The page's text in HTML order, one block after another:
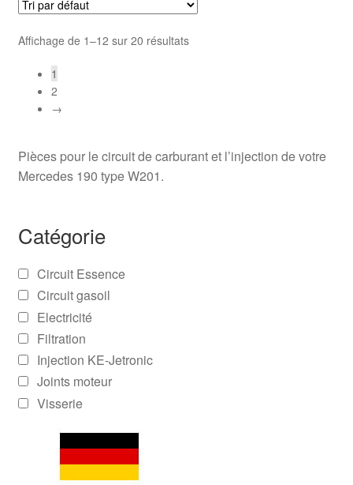
Affichage de 1–12 sur 20 résultats
1
2
→
Pièces pour le circuit de carburant et l’injection de votre
Mercedes 190 type W201.
Catégorie
Circuit Essence
Circuit gasoil
Electricité
Filtration
Injection KE-Jetronic
Joints moteur
Visserie